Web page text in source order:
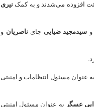
افزوده می‌شدند و به کمک نیری
سیدمجید ضیایی جای ناصریان و
به عنوان مسئول انتظامات و امنیتی
عسگر به عنوان مسئول امنیتی